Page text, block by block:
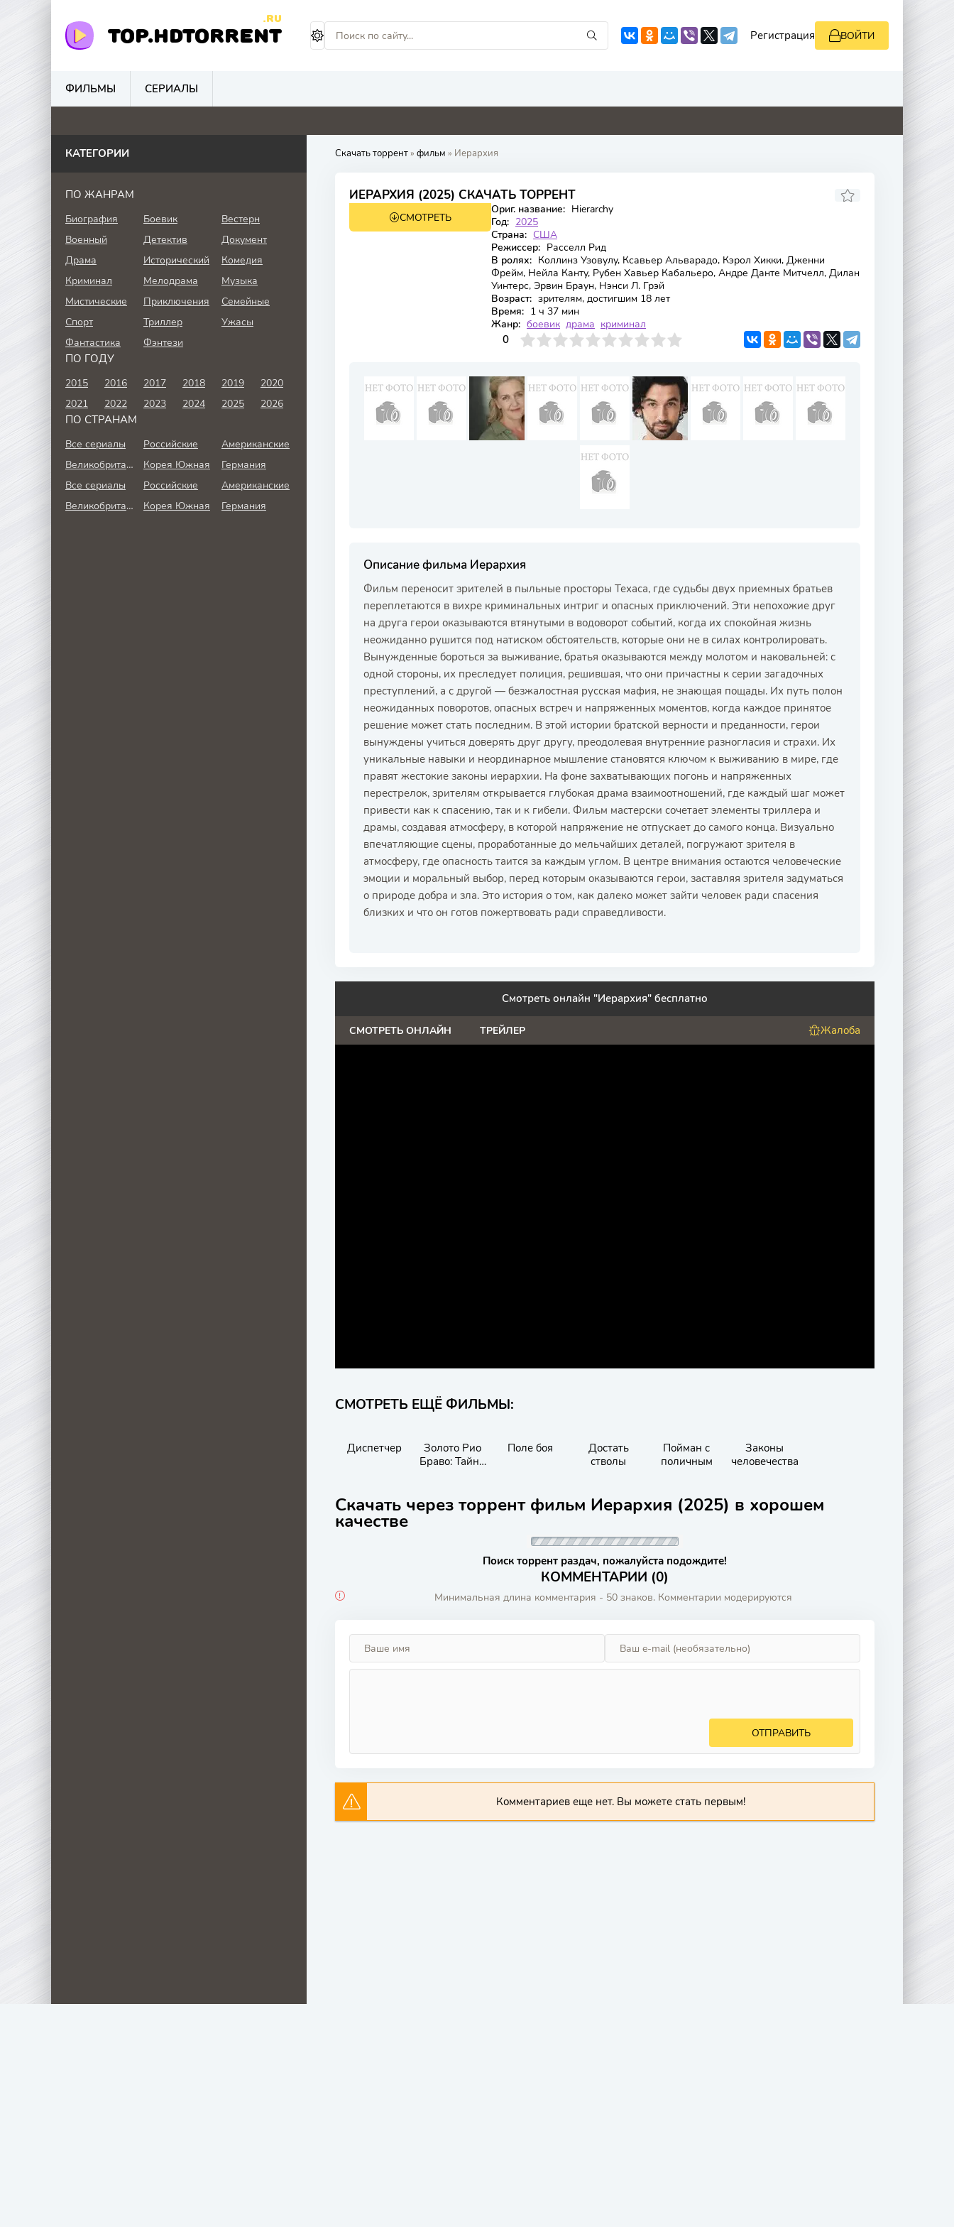
TOP.HDTORRENT
.RU
Регистрация ВОЙТИ
ФИЛЬМЫ СЕРИАЛЫ
5.9 0 0 2 0 0 0 0 0 0 0
Скачать торрент» фильм » Иерархия
ИЕРАРХИЯ (2025) СКАЧАТЬ ТОРРЕНТ
6.15 4.3
СМОТРЕТЬ
Ориг. название: Hierarchy
Год: 2025
Страна: США
Режиссер: Расселл Рид
В ролях: Коллинз Узовулу, Ксавьер Альварадо, Кэрол Хикки, Дженни
Фрейм, Нейла Канту, Рубен Хавьер Кабальеро, Андре Данте Митчелл, Дилан
Уинтерс, Эрвин Браун, Нэнси Л. Грэй
Возраст: зрителям, достигшим 18 лет
Время: 1 ч 37 мин
Жанр: боевик драма криминал
0
4 6 7 8 9 10
Описание фильма Иерархия
Фильм переносит зрителей в пыльные просторы Техаса, где судьбы двух приемных братьев
переплетаются в вихре криминальных интриг и опасных приключений. Эти непохожие друг
на друга герои оказываются втянутыми в водоворот событий, когда их спокойная жизнь
неожиданно рушится под натиском обстоятельств, которые они не в силах контролировать.
Вынужденные бороться за выживание, братья оказываются между молотом и наковальней: с
одной стороны, их преследует полиция, решившая, что они причастны к серии загадочных
преступлений, а с другой — безжалостная русская мафия, не знающая пощады. Их путь полон
неожиданных поворотов, опасных встреч и напряженных моментов, когда каждое принятое
решение может стать последним. В этой истории братской верности и преданности, герои
вынуждены учиться доверять друг другу, преодолевая внутренние разногласия и страхи. Их
уникальные навыки и неординарное мышление становятся ключом к выживанию в мире, где
правят жестокие законы иерархии. На фоне захватывающих погонь и напряженных
перестрелок, зрителям открывается глубокая драма взаимоотношений, где каждый шаг может
привести как к спасению, так и к гибели. Фильм мастерски сочетает элементы триллера и
драмы, создавая атмосферу, в которой напряжение не отпускает до самого конца. Визуально
впечатляющие сцены, проработанные до мельчайших деталей, погружают зрителя в
атмосферу, где опасность таится за каждым углом. В центре внимания остаются человеческие
эмоции и моральный выбор, перед которым оказываются герои, заставляя зрителя задуматься
о природе добра и зла. Это история о том, как далеко может зайти человек ради спасения
близких и что он готов пожертвовать ради справедливости.
Смотреть онлайн "Иерархия" бесплатно
СМОТРЕТЬ ОНЛАЙН ТРЕЙЛЕР Жалоба
СМОТРЕТЬ ЕЩЁ ФИЛЬМЫ:
Диспетчер
Золото Рио
Браво: Тайна
Поле боя
Достать
стволы
Пойман с
поличным
Законы
человечества
Скачать через торрент фильм Иерархия (2025) в хорошем
качестве
Поиск торрент раздач, пожалуйста подождите!
КОММЕНТАРИИ (0)
Минимальная длина комментария - 50 знаков. Комментарии модерируются
ОТПРАВИТЬ
Комментариев еще нет. Вы можете стать первым!
КАТЕГОРИИ
ПО ЖАНРАМ
Биография Боевик
Вестерн
Военный
Детектив
Документ
Драма
Исторический
Комедия
Криминал
Мелодрама
Музыка
Мистические
Приключения
Семейные
Спорт
Триллер
Ужасы
Фантастика
Фэнтези
ПО ГОДУ
2015 2016 2017 2018 2019
2020
2021
2022 2023 2024 2025 2026
ПО СТРАНАМ
Все сериалы Российские
Американские
Великобритания
Корея Южная
Германия
Все сериалы
Российские
Американские
Великобритания
Корея Южная Германия